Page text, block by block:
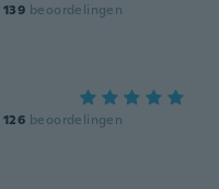
139 beoordelingen
126 beoordelingen